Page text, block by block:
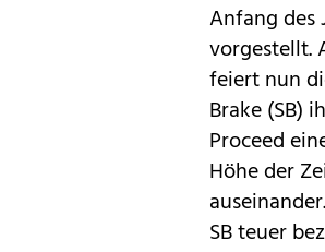
Anfang des
vorgestellt.
feiert nun
Brake (SB)
Proceed
Höhe der
SB teuer